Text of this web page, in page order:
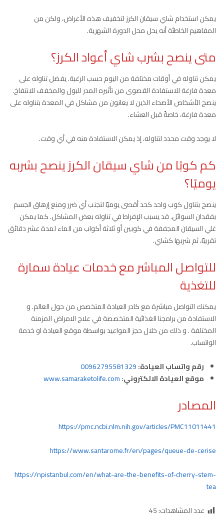
يمكن استخدام شاي سيقان الكرز لتخفيف هذه الأعراض، ولكن من
المفاهيم الخاطئة أنه يحل محل الدورة الشهرية.
متى ينصح بشرب شاي أعواد الكرز؟
يمكن تناوله في أوقات مختلفة من اليوم حسب الرغبة. يفضل تناوله على
معدة فارغة للاستفادة القصوى من تأثيره المدر للبول والمخفف للانتفاخ.
ينصح الأشخاص الأصحاء الذين لا يعانون من مشاكل في المعدة بتناوله على
معدة فارغة، خاصةً قبل العشاء.
لا يوجد وقت محدد لتناوله، إذ يمكن الاستفادة منه في أي وقت.
كم كوبًا من شاي سيقان الكرز ينصح بشربه
يوميًا؟
ينصح بتناول كوب واحد كحد أقصى يوميًا لتجنب أي ضرر ومنع إرهاق الجسم
بفقدان السوائل. قد يسبب الإفراط في تناوله بعض المشاكل. كما يمكن
غلي السيقان المجففة في كوبين أو ثلاثة أكواب من الماء لمدة عشر دقائق
تقريبًا، ثم شربها كشاي.
للتواصل المباشر مع خدمات عيادة سمارة
للتغذية
يمكنك التواصل مباشرة مع كادر العيادة المتخصص من حول العالم. و
الاستفادة من برامجنا الغذائية المتخصصة في علاج الامراض المزمنة
المختلفة . و ذلك من خلال حجز المواعيد بواسطة موقع العيادة او خدمة
الواتساب.
رقم واتساب العيادة:00962795581329
موقع العيادة الالكتروني:www.samaraketolife.com
المصادر
https://pmc.ncbi.nlm.nih.gov/articles/PMC11011441
https://www.santarome.fr/en/pages/queue-de-cerise
https://npistanbul.com/en/what-are-the-benefits-of-cherry-stem-
tea
عدد المشاهدات:45